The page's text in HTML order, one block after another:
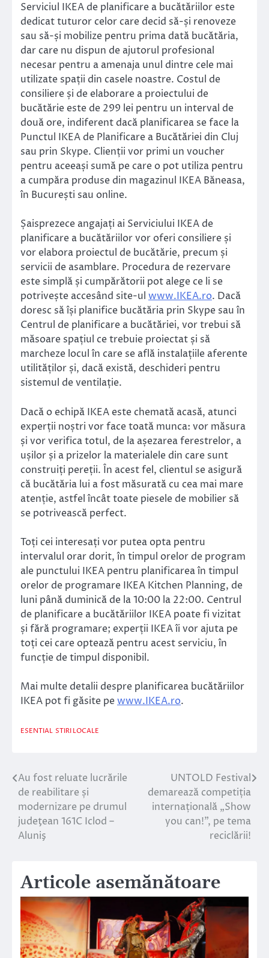
Serviciul IKEA de planificare a bucătăriilor este
dedicat tuturor celor care decid să-și renoveze
sau să-și mobilize pentru prima dată bucătăria,
dar care nu dispun de ajutorul profesional
necesar pentru a amenaja unul dintre cele mai
utilizate spații din casele noastre. Costul de
consiliere și de elaborare a proiectului de
bucătărie este de 299 lei pentru un interval de
două ore, indiferent dacă planificarea se face la
Punctul IKEA de Planificare a Bucătăriei din Cluj
sau prin Skype. Clienții vor primi un voucher
pentru aceeași sumă pe care o pot utiliza pentru
a cumpăra produse din magazinul IKEA Băneasa,
în București sau online.
Șaisprezece angajați ai Serviciului IKEA de
planificare a bucătăriilor vor oferi consiliere și
vor elabora proiectul de bucătărie, precum și
servicii de asamblare. Procedura de rezervare
este simplă și cumpărătorii pot alege ce li se
potrivește accesând site-ul www.IKEA.ro. Dacă
doresc să își planifice bucătăria prin Skype sau în
Centrul de planificare a bucătăriei, vor trebui să
măsoare spațiul ce trebuie proiectat și să
marcheze locul în care se află instalațiile aferente
utilităților și, dacă există, deschideri pentru
sistemul de ventilație.
Dacă o echipă IKEA este chemată acasă, atunci
experții noștri vor face toată munca: vor măsura
și vor verifica totul, de la așezarea ferestrelor, a
ușilor și a prizelor la materialele din care sunt
construiți pereții. În acest fel, clientul se asigură
că bucătăria lui a fost măsurată cu cea mai mare
atenție, astfel încât toate piesele de mobilier să
se potrivească perfect.
Toți cei interesați vor putea opta pentru
intervalul orar dorit, în timpul orelor de program
ale punctului IKEA pentru planificarea în timpul
orelor de programare IKEA Kitchen Planning, de
luni până duminică de la 10:00 la 22:00. Centrul
de planificare a bucătăriilor IKEA poate fi vizitat
și fără programare; experții IKEA îi vor ajuta pe
toți cei care optează pentru acest serviciu, în
funcție de timpul disponibil.
Mai multe detalii despre planificarea bucătăriilor
IKEA pot fi găsite pewww.IKEA.ro.
ESENTIAL STIRI LOCALE
Navigare
în
articole
Au fost reluate lucrările
de reabilitare și
modernizare pe drumul
judeţean 161C Iclod –
Aluniş
UNTOLD Festival
demarează competiția
internațională „Show
you can!”, pe tema
reciclării!
Articole asemănătoare